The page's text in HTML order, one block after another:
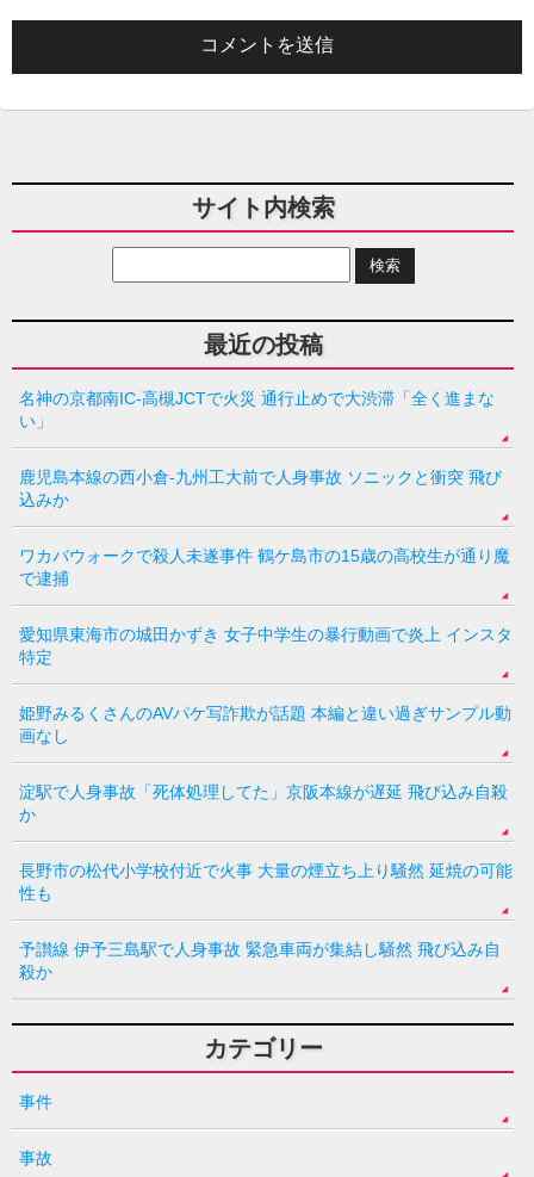
サイト内検索
最近の投稿
名神の京都南IC-高槻JCTで火災 通行止めで大渋滞「全く進まな
い」
鹿児島本線の西小倉-九州工大前で人身事故 ソニックと衝突 飛び
込みか
ワカバウォークで殺人未遂事件 鶴ケ島市の15歳の高校生が通り魔
で逮捕
愛知県東海市の城田かずき 女子中学生の暴行動画で炎上 インスタ
特定
姫野みるくさんのAVパケ写詐欺が話題 本編と違い過ぎサンプル動
画なし
淀駅で人身事故「死体処理してた」京阪本線が遅延 飛び込み自殺
か
長野市の松代小学校付近で火事 大量の煙立ち上り騒然 延焼の可能
性も
予讃線 伊予三島駅で人身事故 緊急車両が集結し騒然 飛び込み自
殺か
カテゴリー
事件
事故